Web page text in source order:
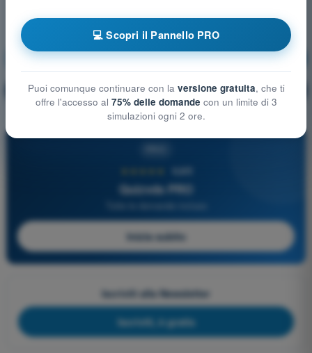
Meteorologia Allenamento!
🔒 PRO Spiegazione domanda
4,6/5
Quizvds PRO
Inizia subito
Iscriviti alla Newsletter
Iscriviti, è gratis
💻 Scopri il Pannello PRO
Puoi comunque continuare con la versione gratuita, che ti
offre l'accesso al 75% delle domande con un limite di 3
simulazioni ogni 2 ore.